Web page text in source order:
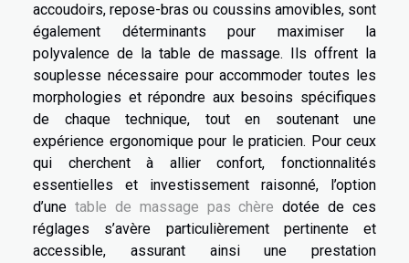
accoudoirs, repose-bras ou coussins amovibles, sont
également déterminants pour maximiser la
polyvalence de la table de massage. Ils offrent la
souplesse nécessaire pour accommoder toutes les
morphologies et répondre aux besoins spécifiques
de chaque technique, tout en soutenant une
expérience ergonomique pour le praticien. Pour ceux
qui cherchent à allier confort, fonctionnalités
essentielles et investissement raisonné, l’option
d’une table de massage pas chère dotée de ces
réglages s’avère particulièrement pertinente et
accessible, assurant ainsi une prestation